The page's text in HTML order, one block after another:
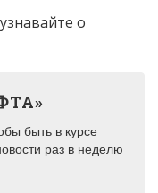
узнавайте о
быть в курсе
раз в неделю